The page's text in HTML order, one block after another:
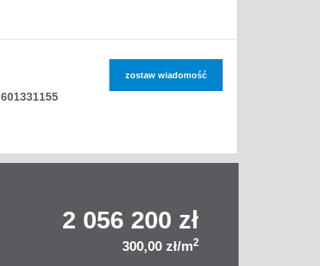
601331155
zostaw wiadomość
2 056 200 zł
300,00 zł/m2